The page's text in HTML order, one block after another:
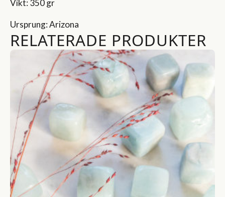
Vikt: 350 gr
Ursprung: Arizona
RELATERADE PRODUKTER